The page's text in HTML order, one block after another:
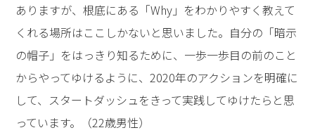
ありますが、根底にある「Why」をわかりやすく教えて
くれる場所はここしかないと思いました。自分の「暗示
の帽子」をはっきり知るために、一歩一歩目の前のこと
からやってゆけるように、2020年のアクションを明確に
して、スタートダッシュをきって実践してゆけたらと思
っています。（22歳男性）